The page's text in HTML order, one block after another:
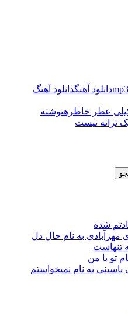
دانلود آهنگدانلود آهنگ
عطر خاطرهنوشته
ترانه نیست
شده
مهرآبادی به نام حال دل
تنهاست
تو با من
به نام نمیخواستم